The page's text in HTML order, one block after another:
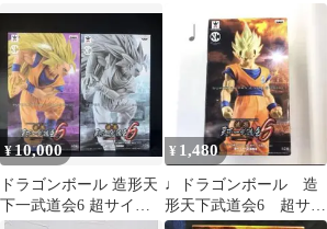
ー) 「ドラゴンボール
超」 SCultures BIG 造形
天下一武道会6 其之二
¥10,000
ドラゴンボール 造形天
下一武道会6 超サイヤ
¥ 1,480
♩ドラゴンボール 造
形天下武道会6 超サイ